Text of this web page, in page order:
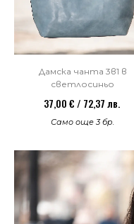
Дамска чанта 3в1 в
светлосиньо
37,00 € / 72,37 лв.
Само още 3 бр.